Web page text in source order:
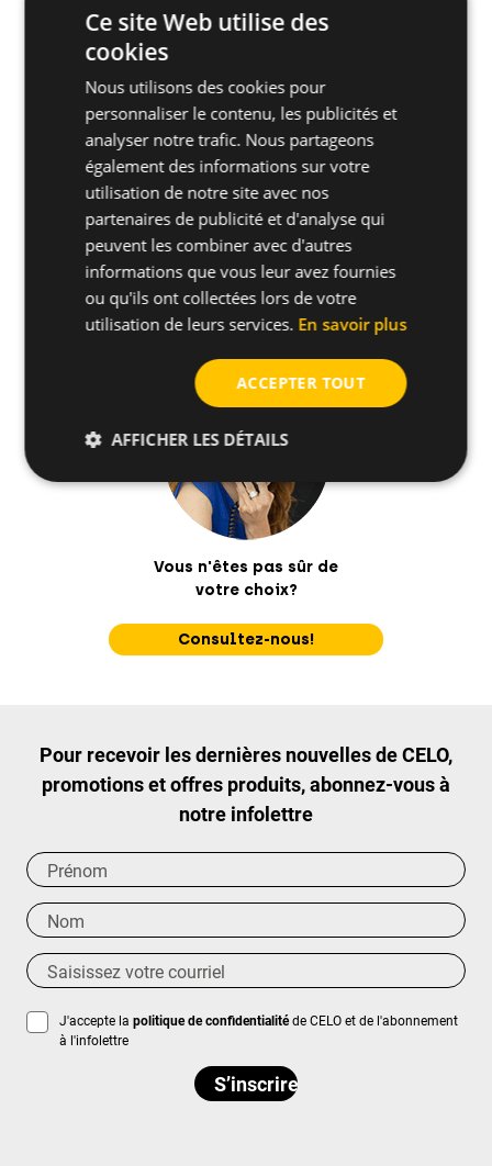
Autres spécifications
Matériaux supports
Autres produits connexes
Comment installer
Vous n'êtes pas sûr de
votre choix?
Consultez-nous!
Pour recevoir les dernières nouvelles de CELO,
promotions et offres produits, abonnez-vous à
notre infolettre
J'accepte la politique de confidentialitéde CELO et de l'abonnement
à l'infolettre
Ce site Web utilise des
cookies
Nous utilisons des cookies pour
personnaliser le contenu, les publicités et
analyser notre trafic. Nous partageons
également des informations sur votre
utilisation de notre site avec nos
partenaires de publicité et d'analyse qui
peuvent les combiner avec d'autres
informations que vous leur avez fournies
ou qu'ils ont collectées lors de votre
utilisation de leurs services. En savoir plus
ACCEPTER TOUT
AFFICHER LES DÉTAILS